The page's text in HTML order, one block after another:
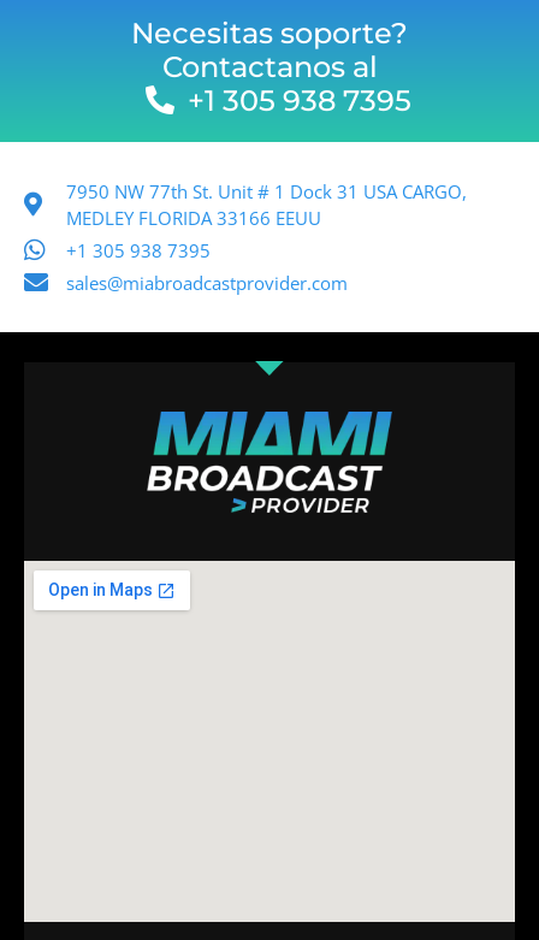
Necesitas soporte?
Contactanos al
+1 305 938 7395
7950 NW 77th St. Unit # 1 Dock 31 USA CARGO,
MEDLEY FLORIDA 33166 EEUU
+1 305 938 7395
sales@miabroadcastprovider.com